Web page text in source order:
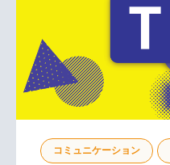
コミュニケーション